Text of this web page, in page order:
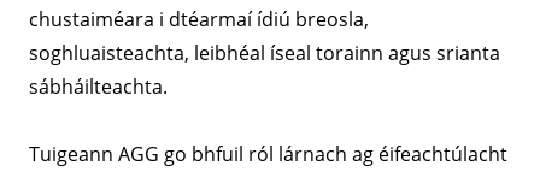
chustaiméara i dtéarmaí ídiú breosla,
soghluaisteachta, leibhéal íseal torainn agus srianta
sábháilteachta.
Tuigeann AGG go bhfuil ról lárnach ag éifeachtúlacht